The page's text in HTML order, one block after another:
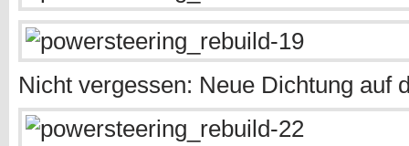
Nicht vergessen: Neue Dichtung auf